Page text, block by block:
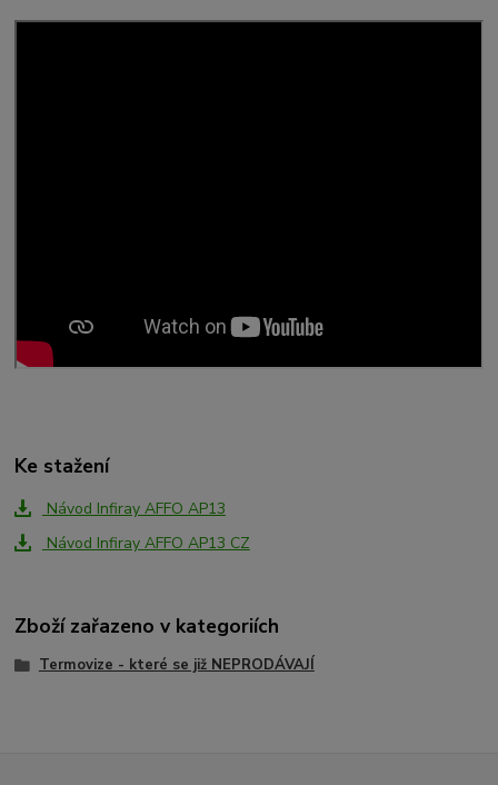
Ke stažení
Návod Infiray AFFO AP13
Návod Infiray AFFO AP13 CZ
Zboží zařazeno v kategoriích
Termovize - které se již NEPRODÁVAJÍ